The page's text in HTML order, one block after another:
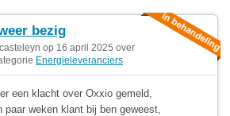
bezig
op 16 april 2025 over
Energieleveranciers
een klacht over Oxxio gemeld,
weken klant bij ben geweest,